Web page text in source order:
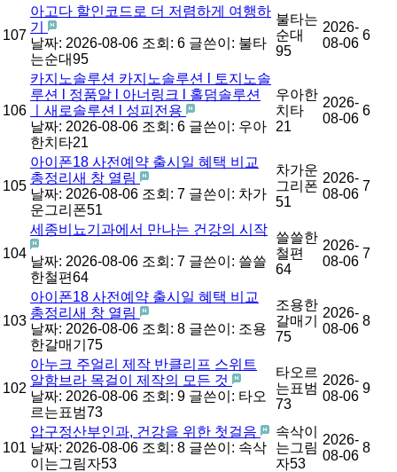
107
아고다 할인코드로 더 저렴하게 여행하
기
날짜: 2026-08-06 조회: 6 글쓴이: 불타
는순대95
불타는
순대
95
2026-
08-06
6
106
카지노솔루션 카지노솔루션 l 토지노솔
루션 l 정품알 l 아너링크 l 홀덤솔루션
ㅣ새로솔루션 l 성피전용
날짜: 2026-08-06 조회: 6 글쓴이: 우아
한치타21
우아한
치타
21
2026-
08-06
6
105
아이폰18 사전예약 출시일 혜택 비교
총정리새 창 열림
날짜: 2026-08-06 조회: 7 글쓴이: 차가
운그리폰51
차가운
그리폰
51
2026-
08-06
7
104
세종비뇨기과에서 만나는 건강의 시작
날짜: 2026-08-06 조회: 7 글쓴이: 쓸쓸
한철편64
쓸쓸한
철편
64
2026-
08-06
7
103
아이폰18 사전예약 출시일 혜택 비교
총정리새 창 열림
날짜: 2026-08-06 조회: 8 글쓴이: 조용
한갈매기75
조용한
갈매기
75
2026-
08-06
8
102
아누크 주얼리 제작 반클리프 스위트
알함브라 목걸이 제작의 모든 것
날짜: 2026-08-06 조회: 9 글쓴이: 타오
르는표범73
타오르
는표범
73
2026-
08-06
9
101
압구정산부인과, 건강을 위한 첫걸음
날짜: 2026-08-06 조회: 8 글쓴이: 속삭
이는그림자53
속삭이
는그림
자53
2026-
08-06
8